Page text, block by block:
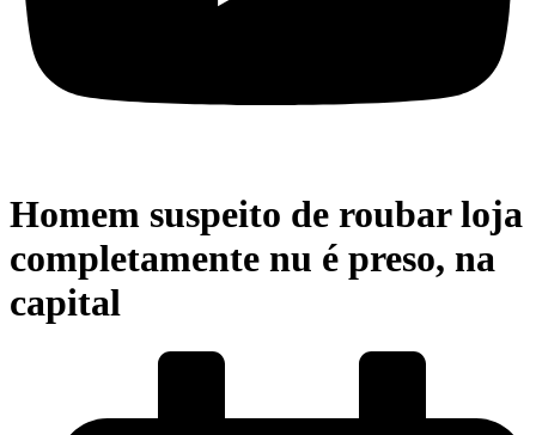
Homem suspeito de roubar loja
completamente nu é preso, na
capital